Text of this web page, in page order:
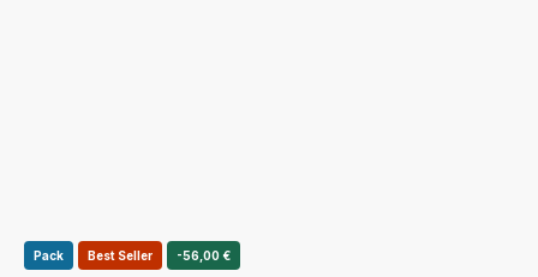
Pack Best Seller -56,00 €